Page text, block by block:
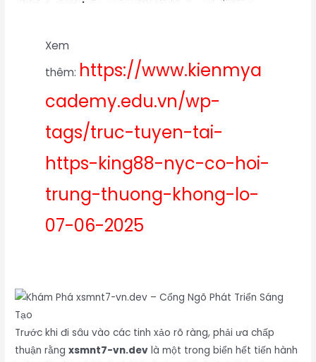
Xem
thêm: https://www.kienmya
cademy.edu.vn/wp-
tags/truc-tuyen-tai-
https-king88-nyc-co-hoi-
trung-thuong-khong-lo-
07-06-2025
Trước khi đi sâu vào các tinh xảo rõ ràng, phải ưa chấp
thuận rằngxsmnt7-vn.dev là một trong biển hết tiến hành